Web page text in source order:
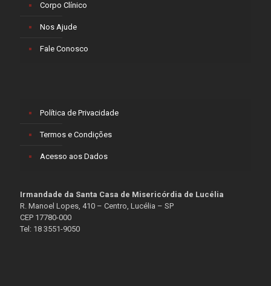
Corpo Clínico
Nos Ajude
Fale Conosco
Política de Privacidade
Termos e Condições
Acesso aos Dados
Irmandade da Santa Casa de Misericórdia de Lucélia
R. Manoel Lopes, 410 – Centro, Lucélia – SP
CEP 17780-000
Tel: 18 3551-9050